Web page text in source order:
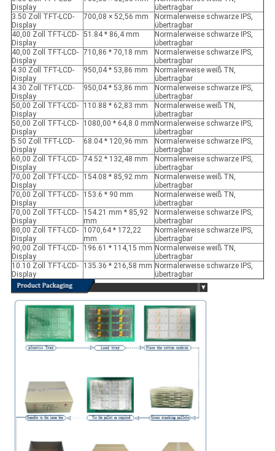
Display
übertragbar
3.50 Zoll TFT-LCD-
Display
700,08 × 52,56 mm
Normalerweise schwarze IPS,
übertragbar
40,00 Zoll TFT-LCD-
Display
51.84 * 86,4 mm
Normalerweise schwarze IPS,
übertragbar
40,00 Zoll TFT-LCD-
Display
710,86 * 70,18 mm
Normalerweise schwarze IPS,
übertragbar
4.30 Zoll TFT-LCD-
Display
950,04 * 53,86 mm
Normalerweise weiß TN,
übertragbar
4.30 Zoll TFT-LCD-
Display
950,04 * 53,86 mm
Normalerweise schwarze IPS,
übertragbar
50,00 Zoll TFT-LCD-
Display
110.88 * 62,83 mm
Normalerweise weiß TN,
übertragbar
50,00 Zoll TFT-LCD-
Display
1080,00 * 64,8 0 mm Normalerweise schwarze IPS,
übertragbar
5.50 Zoll TFT-LCD-
Display
68.04 * 120,96 mm
Normalerweise schwarze IPS,
übertragbar
60,00 Zoll TFT-LCD-
Display
74.52 * 132,48 mm
Normalerweise schwarze IPS,
übertragbar
70,00 Zoll TFT-LCD-
Display
154.08 * 85,92 mm
Normalerweise weiß TN,
übertragbar
70,00 Zoll TFT-LCD-
Display
153.6 * 90 mm
Normalerweise weiß TN,
übertragbar
70,00 Zoll TFT-LCD-
Display
154.21 mm * 85,92
mm
Normalerweise schwarze IPS,
übertragbar
80,00 Zoll TFT-LCD-
Display
1070,64 * 172,22
mm
Normalerweise schwarze IPS,
übertragbar
90,00 Zoll TFT-LCD-
Display
196.61 * 114,15 mm Normalerweise weiß TN,
übertragbar
10.10 Zoll TFT-LCD-
Display
135.36 * 216,58 mm Normalerweise schwarze IPS,
übertragbar